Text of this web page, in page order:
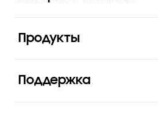
Продукты
Поддержка